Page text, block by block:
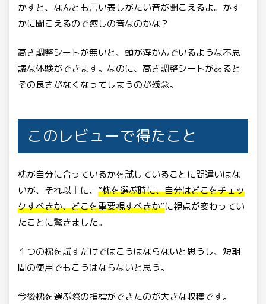
かすと、なんとも言い表しがたい音が聞こえるよ。かす
かに聞こえるので癒しの音なのかな？
高さ調整シートが無いと、頭が浮かんでいるような不思
議な体験ができます。なのに、高さ調整シートがあると
その良さがなくなってしまうのが残念。
このレビューで得たこと
枕が自分に合っているかを試していることに間違いはな
いが、それ以上に、 ”枕を選ぶ時に、自分はどこをチェッ
クすべきか、どこを重要視すべきか”に視点が変わってい
たことに驚きました。
１つの枕を試すだけではこうはならないと思うし、短期
間の使用でもこうはならないと思う。
今後枕を選ぶ際の指標ができたのが大きな収穫です。